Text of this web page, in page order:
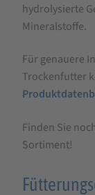
hydrolysierte
Mineralstoffe.
Für genauere
Trockenfutter
Finden Sie
Sortiment!